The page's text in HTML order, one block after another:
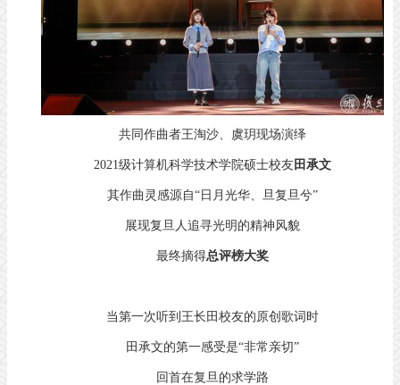
共同作曲者王淘沙、虞玥现场演绎
2021级计算机科学技术学院硕士校友田承文
其作曲灵感源自“日月光华、旦复旦兮”
展现复旦人追寻光明的精神风貌
最终摘得总评榜大奖
当第一次听到王长田校友的原创歌词时
田承文的第一感受是“非常亲切”
回首在复旦的求学路